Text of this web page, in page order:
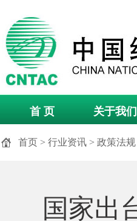
首 页 关于我们
首页 > 行业资讯 > 政策法规
国家出